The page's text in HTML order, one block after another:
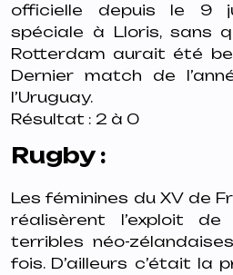
officielle depuis le 9
spéciale à Lloris, sans
Rotterdam aurait été
Dernier match de
l’Uruguay.
Résultat : 2 à 0
Rugby :
Les féminines du XV de
réalisèrent l’exploit
terribles néo-
fois. D’ailleurs c’était la